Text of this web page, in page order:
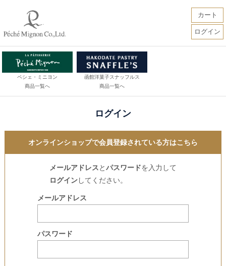
カート
ログイン
ペシェ・ミニヨン
商品一覧へ
函館洋菓子スナッフルス
商品一覧へ
ログイン
オンラインショップで会員登録されている方はこちら
メールアドレスとパスワードを入力して
ログインしてください。
メールアドレス
パスワード